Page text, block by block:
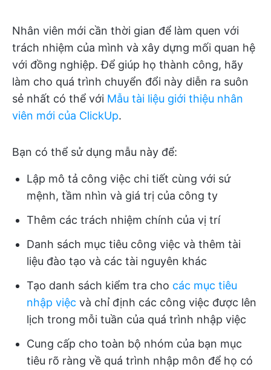
Nhân viên mới cần thời gian để làm quen với
trách nhiệm của mình và xây dựng mối quan hệ
với đồng nghiệp. Để giúp họ thành công, hãy
làm cho quá trình chuyển đổi này diễn ra suôn
sẻ nhất có thể với Mẫu tài liệu giới thiệu nhân
viên mới của ClickUp.
Bạn có thể sử dụng mẫu này để:
Lập mô tả công việc chi tiết cùng với sứ
mệnh, tầm nhìn và giá trị của công ty
Thêm các trách nhiệm chính của vị trí
Danh sách mục tiêu công việc và thêm tài
liệu đào tạo và các tài nguyên khác
Tạo danh sách kiểm tra cho các mục tiêu
nhập việc và chỉ định các công việc được lên
lịch trong mỗi tuần của quá trình nhập việc
Cung cấp cho toàn bộ nhóm của bạn mục
tiêu rõ ràng về quá trình nhập môn để họ có